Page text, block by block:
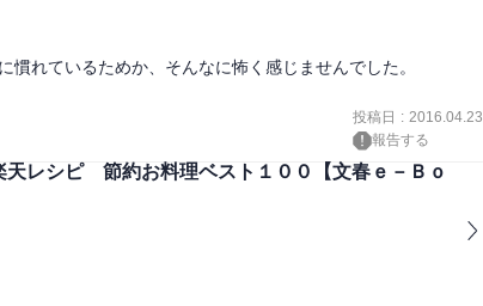
れているためか、そんなに怖く感じませんでした。
投稿日 : 2016.04.23
報告する
レシピ 節約お料理ベスト１００【文春ｅ－Ｂｏ